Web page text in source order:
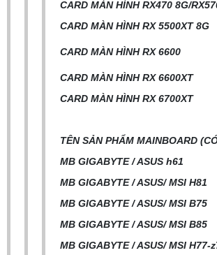
CARD MÀN HÌNH RX470 8G/
CARD MÀN HÌNH RX 5500XT 8G
CARD MÀN HÌNH RX 6600
CARD MÀN HÌNH RX 6600XT
CARD MÀN HÌNH RX 6700XT
TÊN SẢN PHẨM MAINBOARD
MB GIGABYTE / ASUS h61
MB GIGABYTE / ASUS/ MSI H81
MB GIGABYTE / ASUS/ MSI B75
MB GIGABYTE / ASUS/ MSI B85
MB GIGABYTE / ASUS/ MSI H77-